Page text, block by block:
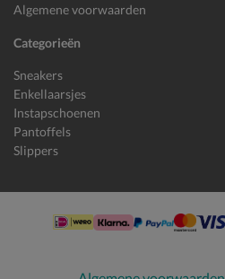
Algemene voorwaarden
Categorieën
Sneakers
Enkellaarsjes
Instapschoenen
Pantoffels
Slippers